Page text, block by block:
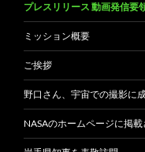
プレスリリース 動画発信要
ミッション概要
ご挨拶
野口さん、宇宙での撮影に
NASAのホームページに掲